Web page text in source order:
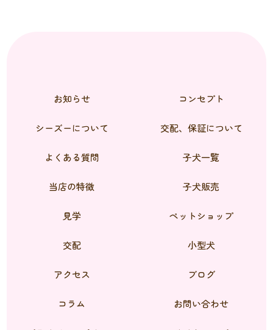
お知らせ コンセプト
シーズーについて 交配、保証について
よくある質問 子犬一覧
当店の特徴 子犬販売
見学 ペットショップ
交配 小型犬
アクセス ブログ
コラム お問い合わせ